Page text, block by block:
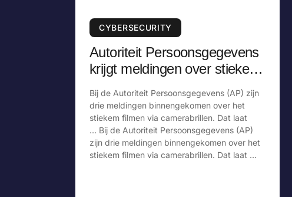
CYBERSECURITY
Autoriteit Persoonsgegevens
krijgt meldingen over stiekem
Bij de Autoriteit Persoonsgegevens (AP) zijn
drie meldingen binnengekomen over het
stiekem filmen via camerabrillen. Dat laat
… Bij de Autoriteit Persoonsgegevens (AP)
zijn drie meldingen binnengekomen over het
stiekem filmen via camerabrillen. Dat laat …